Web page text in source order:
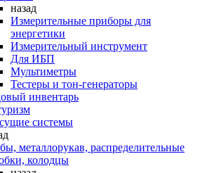
назад
Измерительные приборы для
энергетики
Измерительный инструмент
Для ИБП
Мультиметры
Тестеры и тон-генераторы
инвентарь
системы
металлорукав, распределительные
колодцы